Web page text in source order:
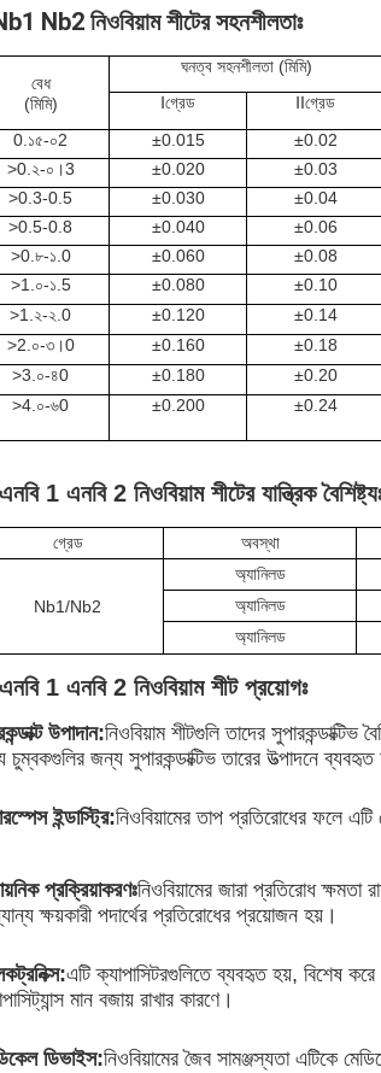
Nb2 নিওবিয়াম শীটের সহনশীলতাঃ
বেধ
(মিমি)
ঘনত্ব সহনশীলতা (মিমি)
Ⅰগ্রেড Ⅱগ্রেড
0.১৫-০2
±0.015 ±0.02
>0.২-০।3 ±0.020 ±0.03
>0.3-0.5 ±0.030 ±0.04
>0.5-0.8 ±0.040 ±0.06
>0.৮-১.0 ±0.060 ±0.08
>1.০-১.5 ±0.080 ±0.10
>1.২-২.0 ±0.120 ±0.14
>2.০-৩।0 ±0.160 ±0.18
>3.০-৪0 ±0.180 ±0.20
>4.০-৬0 ±0.200 ±0.24
1 এনবি 2 নিওবিয়াম শীটের যান্ত্রিক
গ্রেড অবস্থা
Nb1/Nb2
অ্যানিলড
অ্যানিলড
অ্যানিলড
1 এনবি 2 নিওবিয়াম শীট প্রয়োগঃ
উপাদান:নিওবিয়াম শীটগুলি তাদের
চুম্বকগুলির জন্য সুপারকন্ডাক্টিভ তারের উত্পাদনে
ইন্ডাস্ট্রি:নিওবিয়ামের তাপ প্রতিরোধের ফলে
প্রক্রিয়াকরণঃনিওবিয়ামের জারা প্রতিরোধ ক্ষমতা
ক্ষয়কারী পদার্থের প্রতিরোধের প্রয়োজন হয়।
এটি ক্যাপাসিটরগুলিতে ব্যবহৃত হয়, বিশেষ
মান বজায় রাখার কারণে।
ডিভাইস:নিওবিয়ামের জৈব সামঞ্জস্যতা এটিকে